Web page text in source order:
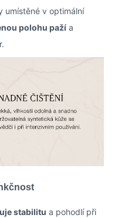
umístěné v optimální
polohu paží a
stabilitu a pohodlí při